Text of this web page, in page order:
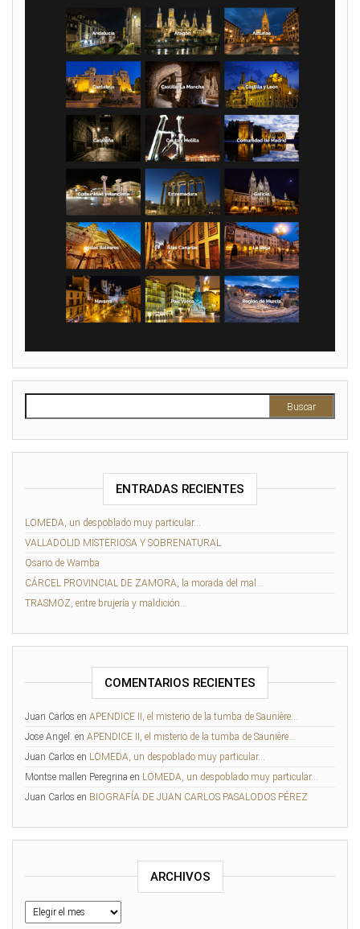
ENTRADAS RECIENTES
LOMEDA, un despoblado muy particular…
VALLADOLID MISTERIOSA Y SOBRENATURAL
Osario de Wamba
CÁRCEL PROVINCIAL DE ZAMORA, la morada del mal…
TRASMOZ, entre brujería y maldición…
COMENTARIOS RECIENTES
Juan Carlos en APENDICE II, el misterio de la tumba de Saunière…
Jose Angel. en APENDICE II, el misterio de la tumba de Saunière…
Juan Carlos en LOMEDA, un despoblado muy particular…
Montse mallen Peregrina en LOMEDA, un despoblado muy particular…
Juan Carlos en BIOGRAFÍA DE JUAN CARLOS PASALODOS PÉREZ
ARCHIVOS
Archivos